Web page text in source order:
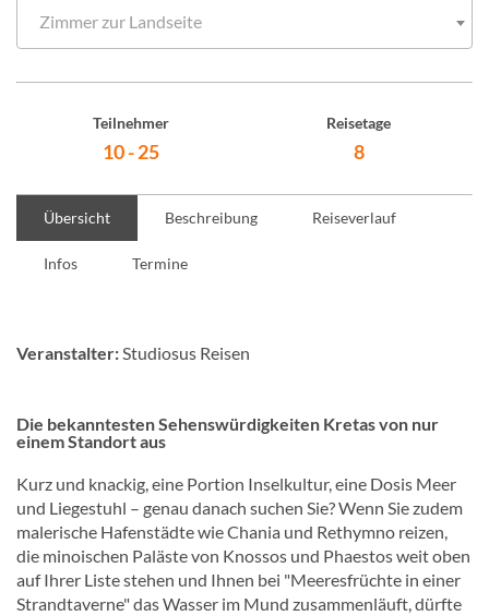
Zimmer zur Landseite
Teilnehmer
10 - 25
Reisetage
8
Übersicht Beschreibung Reiseverlauf
Infos Termine
Veranstalter:Studiosus Reisen
Die bekanntesten Sehenswürdigkeiten Kretas von nur
einem Standort aus
Kurz und knackig, eine Portion Inselkultur, eine Dosis Meer
und Liegestuhl – genau danach suchen Sie? Wenn Sie zudem
malerische Hafenstädte wie Chania und Rethymno reizen,
die minoischen Paläste von Knossos und Phaestos weit oben
auf Ihrer Liste stehen und Ihnen bei "Meeresfrüchte in einer
Strandtaverne" das Wasser im Mund zusammenläuft, dürfte